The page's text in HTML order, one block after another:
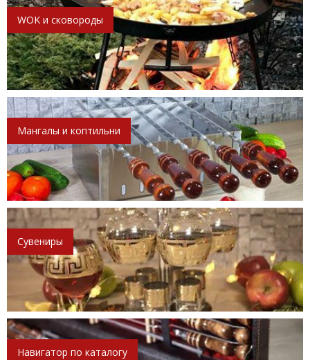
WOK и сковороды
Мангалы и коптильни
Сувениры
Навигатор по каталогу